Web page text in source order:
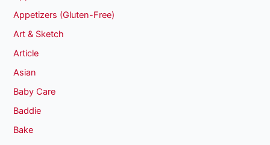
Appetizers (Gluten-Free)
Art & Sketch
Article
Asian
Baby Care
Baddie
Bake